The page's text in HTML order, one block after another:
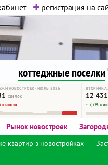
регистрация на
контента.
вам. Удачи!
коттеджные поселки
НОВОСТРОЕК · ИЮЛЬ 2026
сделок
к июню
12 431
↑ 7,7% к
Рынок новостроек
квартир в новостройках